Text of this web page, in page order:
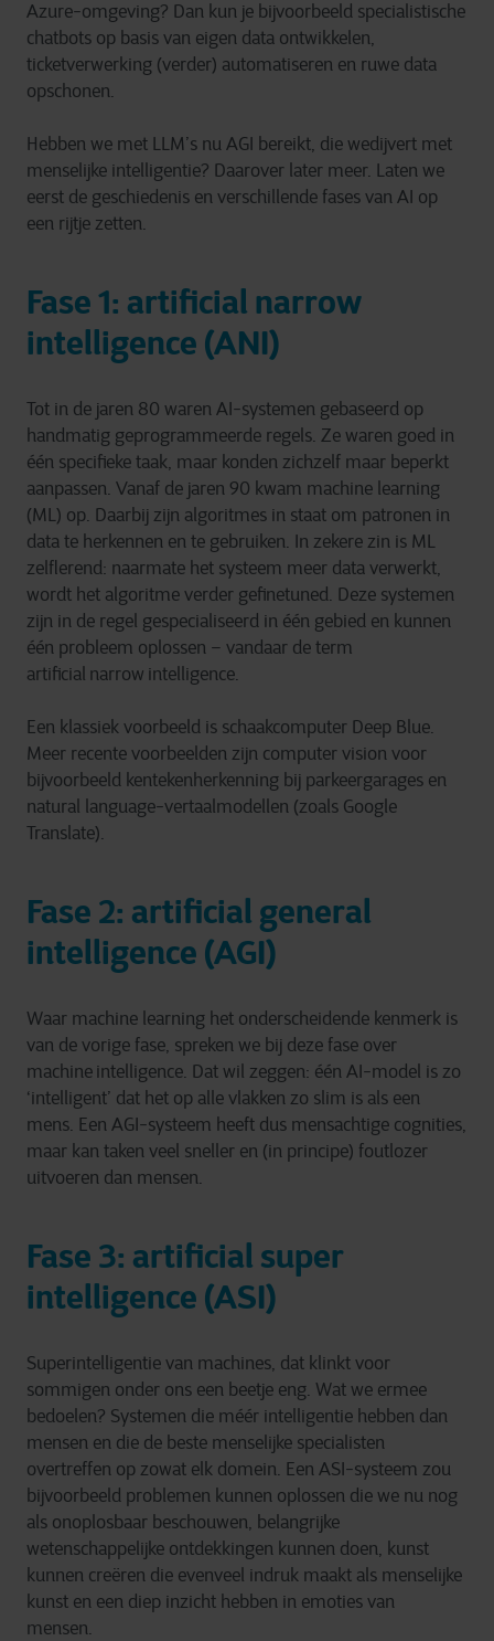
Azure-omgeving? Dan kun je bijvoorbeeld specialistische
chatbots op basis van eigen data ontwikkelen,
ticketverwerking (verder) automatiseren en ruwe data
opschonen.
Hebben we met LLM’s nu AGI bereikt, die wedijvert met
menselijke intelligentie? Daarover later meer. Laten we
eerst de geschiedenis en verschillende fases van AI op
een rijtje zetten.
Fase 1: artificial narrow
intelligence (ANI)
Tot in de jaren 80 waren AI-systemen gebaseerd op
handmatig geprogrammeerde regels. Ze waren goed in
één specifieke taak, maar konden zichzelf maar beperkt
aanpassen. Vanaf de jaren 90 kwam machine learning
(ML) op. Daarbij zijn algoritmes in staat om patronen in
data te herkennen en te gebruiken. In zekere zin is ML
zelflerend: naarmate het systeem meer data verwerkt,
wordt het algoritme verder gefinetuned. Deze systemen
zijn in de regel gespecialiseerd in één gebied en kunnen
één probleem oplossen – vandaar de term
artificial narrow intelligence.
Een klassiek voorbeeld is schaakcomputer Deep Blue.
Meer recente voorbeelden zijn computer vision voor
bijvoorbeeld kentekenherkenning bij parkeergarages en
natural language-vertaalmodellen (zoals Google
Translate).
Fase 2: artificial general
intelligence (AGI)
Waar machine learning het onderscheidende kenmerk is
van de vorige fase, spreken we bij deze fase over
machine intelligence. Dat wil zeggen: één AI-model is zo
‘intelligent’ dat het op alle vlakken zo slim is als een
mens. Een AGI-systeem heeft dus mensachtige cognities,
maar kan taken veel sneller en (in principe) foutlozer
uitvoeren dan mensen.
Fase 3: artificial super
intelligence (ASI)
Superintelligentie van machines, dat klinkt voor
sommigen onder ons een beetje eng. Wat we ermee
bedoelen? Systemen die méér intelligentie hebben dan
mensen en die de beste menselijke specialisten
overtreffen op zowat elk domein. Een ASI-systeem zou
bijvoorbeeld problemen kunnen oplossen die we nu nog
als onoplosbaar beschouwen, belangrijke
wetenschappelijke ontdekkingen kunnen doen, kunst
kunnen creëren die evenveel indruk maakt als menselijke
kunst en een diep inzicht hebben in emoties van
mensen.